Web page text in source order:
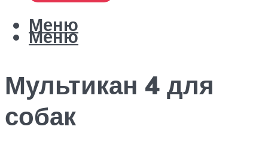
Меню
Меню
Мультикан 4 для
собак